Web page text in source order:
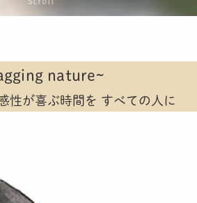
nature~
性が喜ぶ時間を すべての人に